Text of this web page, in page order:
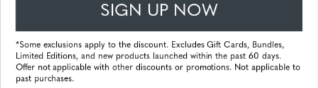
Powered byTecframe ERP
SIGN UP NOW
*Some exclusions apply to the discount. Excludes Gift Cards, Bundles,
Limited Editions, and new products launched within the past 60 days.
Offer not applicable with other discounts or promotions. Not applicable to
past purchases.